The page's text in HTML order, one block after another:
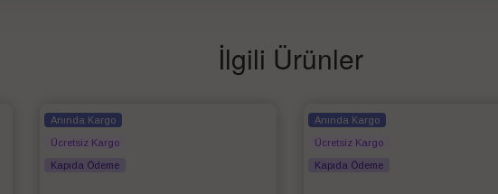
İlgili Ürünler
Anında Kargo
Ücretsiz Kargo
Kapıda Ödeme
Anında Kargo
Ücretsiz Kargo
Kapıda Ödeme